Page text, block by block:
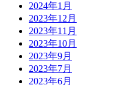
2024年1月
2023年12月
2023年11月
2023年10月
2023年9月
2023年7月
2023年6月